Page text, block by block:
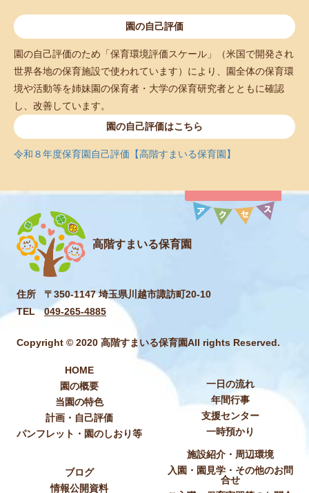
園の自己評価
園の自己評価のため「保育環境評価スケール」（米国で開発され
世界各地の保育施設で使われています）により、園全体の保育環
境や活動等を姉妹園の保育者・大学の保育研究者とともに確認
し、改善しています。
園の自己評価はこちら
令和８年度保育園自己評価【高階すまいる保育園】
高階すまいる保育園
住所
〒350-1147 埼玉県川越市諏訪町20-10
TEL
049-265-4885
Copyright © 2020 高階すまいる保育園All rights Reserved.
HOME
園の概要
当園の特色
計画・自己評価
パンフレット・園のしおり等
一日の流れ
年間行事
支援センター
一時預かり
ブログ
情報公開資料
施設紹介・周辺環境
入園・園見学・その他のお問
合せ